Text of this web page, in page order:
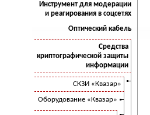
Инструмент для модерации
и реагирования в соцсетях
Оптический кабель
Средства
криптографической защиты
информации
СКЗИ «Квазар»
Оборудование «Квазар»